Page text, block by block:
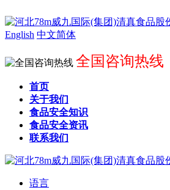
English 中文简体
全国咨询热线
首页
关于我们
食品安全知识
食品安全资讯
联系我们
语言